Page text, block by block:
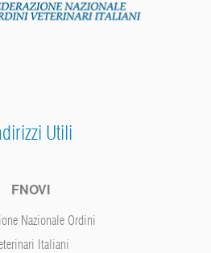
Utili
FNOVI
Nazionale Ordini
Italiani